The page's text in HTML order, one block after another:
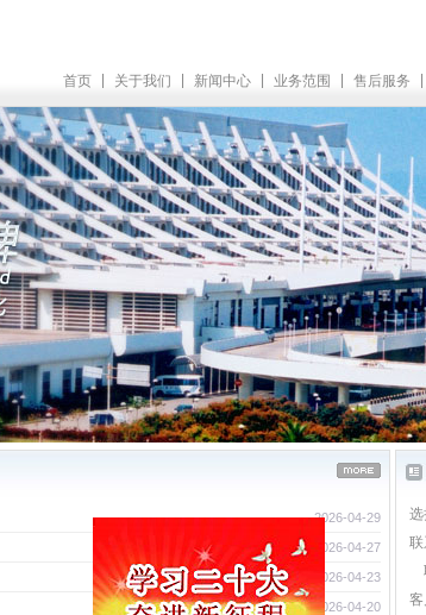
首页 关于我们 新闻中心 业务范围 售后服务
2026-04-29
2026-04-27
2026-04-23
2026-04-20
选
联
客